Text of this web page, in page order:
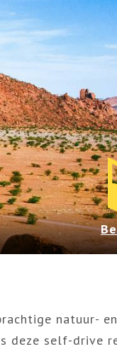
natuur- en
deze self-drive